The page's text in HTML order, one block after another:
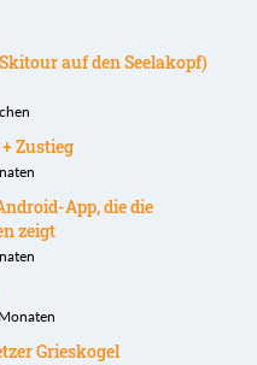
auf den Seelakopf)
Zustieg
App, die die
zeigt
Grieskogel